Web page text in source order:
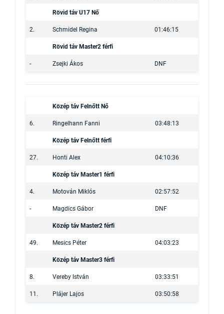
Rövid táv U17 Nő
2. Schmidel Regina 01:46:15
Rövid táv Master2 férfi
- Zsejki Ákos DNF
Közép táv Felnőtt Nő
6. Ringelhann Fanni 03:48:13
Közép táv Felnőtt férfi
27. Honti Alex 04:10:36
Közép táv Master1 férfi
4. Motován Miklós 02:57:52
- Magdics Gábor DNF
Közép táv Master2 férfi
49. Mesics Péter 04:03:23
Közép táv Master3 férfi
8. Vereby István 03:33:51
11. Plájer Lajos 03:50:58